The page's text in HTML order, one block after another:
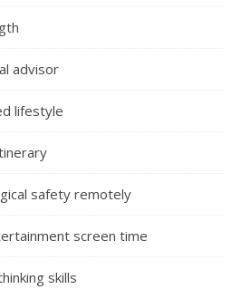
advisor
lifestyle
safety remotely
screen time
skills